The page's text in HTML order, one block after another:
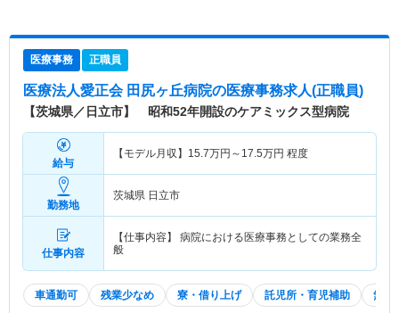
医療事務 正職員
医療法人愛正会 田尻ヶ丘病院の医療事務求人(正職員)
【茨城県／日立市】 昭和52年開設のケアミックス型病院
給与
【モデル月収】 15.7万円～ 17.5万円 程度
勤務地
茨城県 日立市
仕事内容
【仕事内容】 病院における医療事務としての業務全
般
車通勤可 残業少なめ 寮・借り上げ 託児所・育児補助 無資